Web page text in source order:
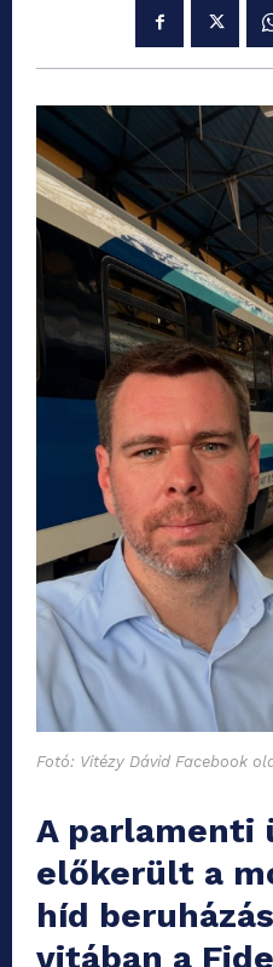
Fotó: Vitézy Dávid Facebook
A parlamenti
előkerült a
híd
vitában a